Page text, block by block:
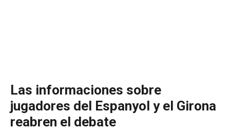
Las informaciones sobre
jugadores del Espanyol y el Girona
reabren el debate